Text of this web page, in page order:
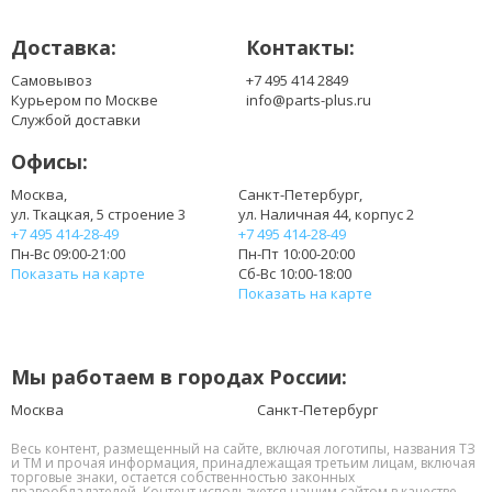
Доставка:
Самовывоз
Курьером по Москве
Службой доставки
Контакты:
+7 495 414 2849
info@parts-plus.ru
Офисы:
Москва,
ул. Ткацкая, 5 строение 3
+7 495 414-28-49
Пн-Вс 09:00-21:00
Показать на карте
Санкт-Петербург,
ул. Наличная 44, корпус 2
+7 495 414-28-49
Пн-Пт 10:00-20:00
Сб-Вс 10:00-18:00
Показать на карте
Мы работаем в городах России:
Москва Санкт-Петербург
Весь контент, размещенный на сайте, включая логотипы, названия ТЗ
и ТМ и прочая информация, принадлежащая третьим лицам, включая
торговые знаки, остается собственностью законных